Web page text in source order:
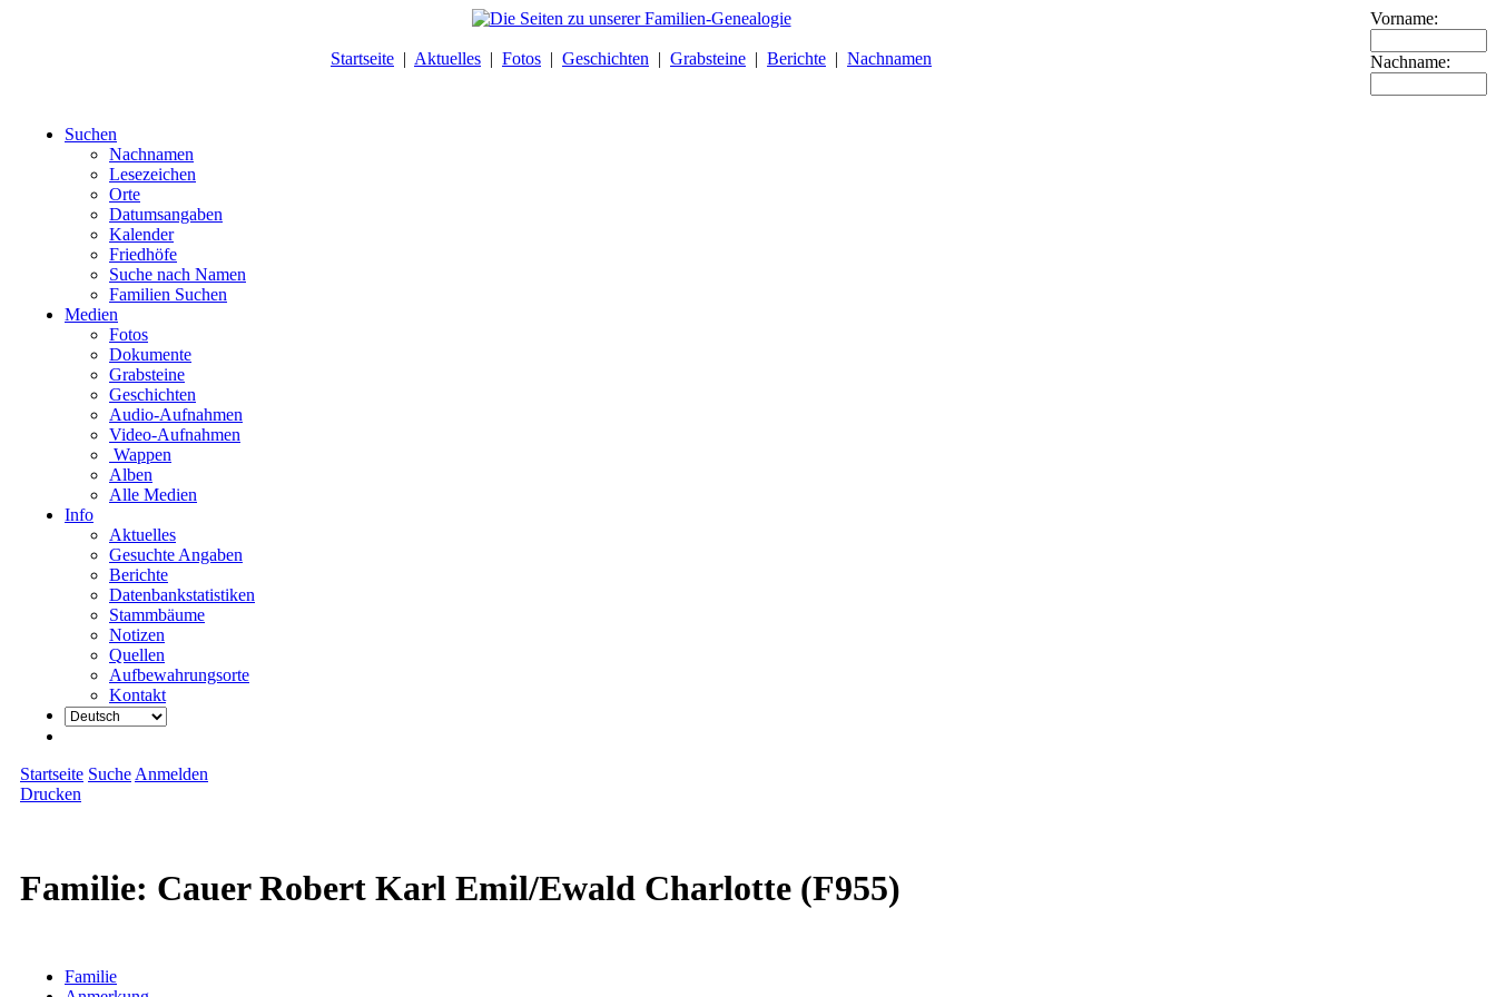
Startseite | Aktuelles | Fotos | Geschichten | Grabsteine | Berichte | Nachnamen
Vorname:
Nachname:
Suchen
Nachnamen
Lesezeichen
Orte
Datumsangaben
Kalender
Friedhöfe
Suche nach Namen
Familien Suchen
Medien
Fotos
Dokumente
Grabsteine
Geschichten
Audio-Aufnahmen
Video-Aufnahmen
Wappen
Alben
Alle Medien
Info
Aktuelles
Gesuchte Angaben
Berichte
Datenbankstatistiken
Stammbäume
Notizen
Quellen
Aufbewahrungsorte
Kontakt
Startseite Suche Anmelden
Drucken
Familie: Cauer Robert Karl Emil/Ewald Charlotte (F955)
Familie